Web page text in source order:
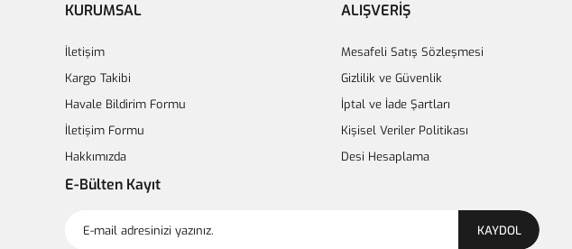
KURUMSAL
İletişim
Kargo Takibi
Havale Bildirim Formu
İletişim Formu
Hakkımızda
ALIŞVERİŞ
Mesafeli Satış Sözleşmesi
Gizlilik ve Güvenlik
İptal ve İade Şartları
Kişisel Veriler Politikası
Desi Hesaplama
E-Bülten Kayıt
KAYDOL